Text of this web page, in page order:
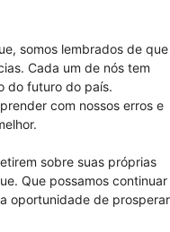
somos lembrados de que
Cada um de nós tem
do futuro do país.
com nossos erros e
sobre suas próprias
Que possamos continuar
oportunidade de prosperar